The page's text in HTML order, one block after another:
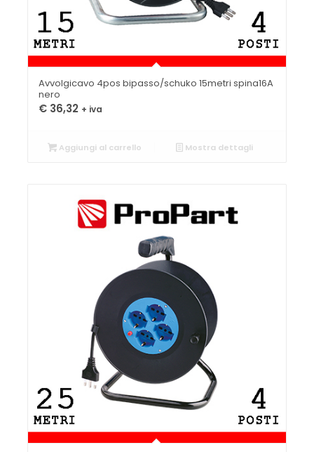
Avvolgicavo 4pos bipasso/schuko 15metri spina16A
nero
€36,32 + iva
Aggiungi al carrello Mostra dettagli